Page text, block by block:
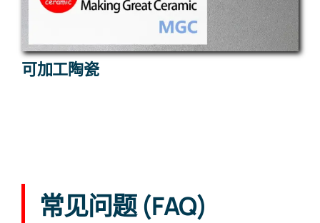
可加工陶瓷
常见问题 (FAQ)